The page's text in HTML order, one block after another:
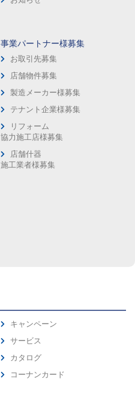
事業パートナー様募集
お取引先募集
店舗物件募集
製造メーカー様募集
テナント企業様募集
リフォーム
協力施工店様募集
店舗什器
施工業者様募集
キャンペーン
サービス
カタログ
コーナンカード